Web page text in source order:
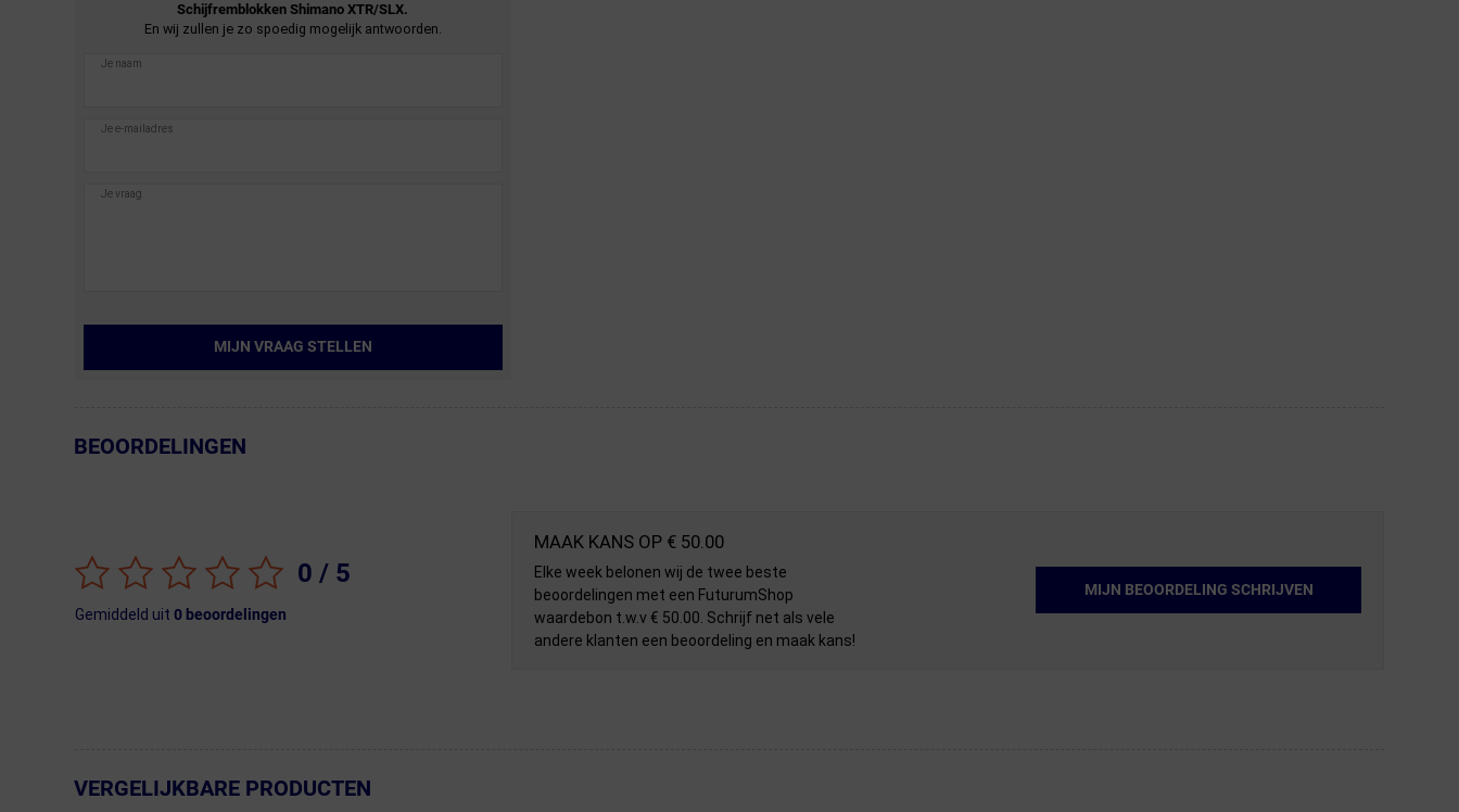
Schijfremblokken Shimano XTR/SLX.
En wij zullen je zo spoedig mogelijk antwoorden.
MIJN VRAAG STELLEN
← Terug naar productnavigatie
BEOORDELINGEN
0 / 5
Gemiddeld uit 0beoordelingen
MAAK KANS OP € 50.00
Elke week belonen wij de twee beste
beoordelingen met een FuturumShop
waardebon t.w.v € 50.00. Schrijf net als vele
andere klanten een beoordeling en maak kans!
MIJN BEOORDELING SCHRIJVEN
← Terug naar productnavigatie
VERGELIJKBARE PRODUCTEN